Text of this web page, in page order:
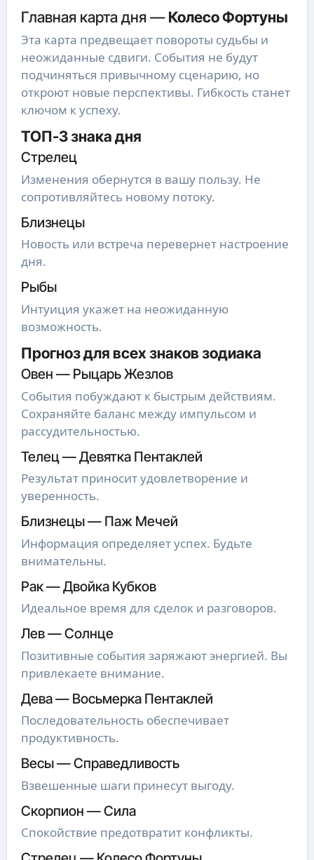
Главная карта дня —Колесо Фортуны
Эта карта предвещает повороты судьбы и
неожиданные сдвиги. События не будут
подчиняться привычному сценарию, но
откроют новые перспективы. Гибкость станет
ключом к успеху.
ТОП-3 знака дня
Стрелец
Изменения обернутся в вашу пользу. Не
сопротивляйтесь новому потоку.
Близнецы
Новость или встреча перевернет настроение
дня.
Рыбы
Интуиция укажет на неожиданную
возможность.
Прогноз для всех знаков зодиака
Овен — Рыцарь Жезлов
События побуждают к быстрым действиям.
Сохраняйте баланс между импульсом и
рассудительностью.
Телец — Девятка Пентаклей
Результат приносит удовлетворение и
уверенность.
Близнецы — Паж Мечей
Информация определяет успех. Будьте
внимательны.
Рак — Двойка Кубков
Идеальное время для сделок и разговоров.
Лев — Солнце
Позитивные события заряжают энергией. Вы
привлекаете внимание.
Дева — Восьмерка Пентаклей
Последовательность обеспечивает
продуктивность.
Весы — Справедливость
Взвешенные шаги принесут выгоду.
Скорпион — Сила
Спокойствие предотвратит конфликты.